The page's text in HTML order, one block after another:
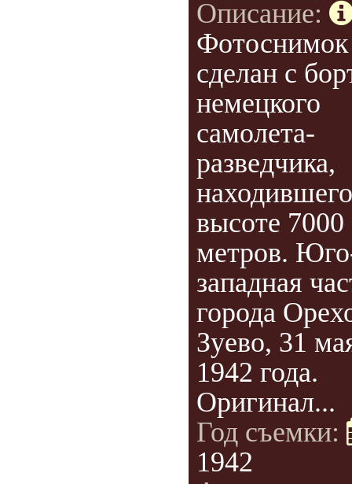
Описание:
Фотоснимок
сделан с
немецкого
самолета-
разведчика,
высоте 7000
метров.
западная
города
Зуево, 31
1942 года.
Оригинал...
Год съемки:
1942